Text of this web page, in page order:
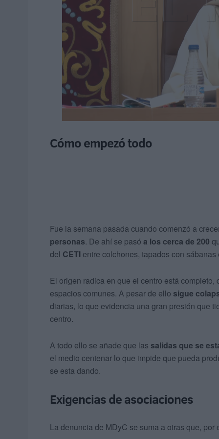
Cómo empezó todo
Fue la semana pasada cuando comenzó a
personas. De ahí se pasó a los cerca de 200
del CETI entre colchones, tapados con
El origen radica en que el centro está
espacios comunes. A pesar de ello sigue
diarias, lo que evidencia una gran presión que
centro.
A todo ello se añade que las salidas que se
el medio centenar lo que impide que pueda
se esta dando.
Exigencias de asociaciones
La denuncia de MDyC se suma a otras que,